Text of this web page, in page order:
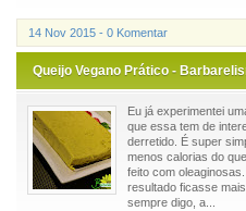
14 Nov 2015 - 0 Komentar
Queijo Vegano Prático -
Eu já experimentei
que essa tem de
derretido. É super
menos calorias do
feito com
resultado ficasse
sempre digo, a...